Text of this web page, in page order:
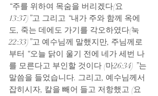
“주를 위하여 목숨을 버리겠다(요
13:37)”고 그리고 “내가 주와 함께 옥에
도, 죽는 데에도 가기를 각오하였다(눅
22:33)”고 예수님께 말했지만, 주님께로
부터 “오늘 닭이 울기 전에 네가 세번 나
를 모른다고 부인할 것이다 (마26:34) ”는
말씀을 들었습니다. 그리고, 예수님께서
잡히시자, 칼을 빼어 들고 저항했고 (요